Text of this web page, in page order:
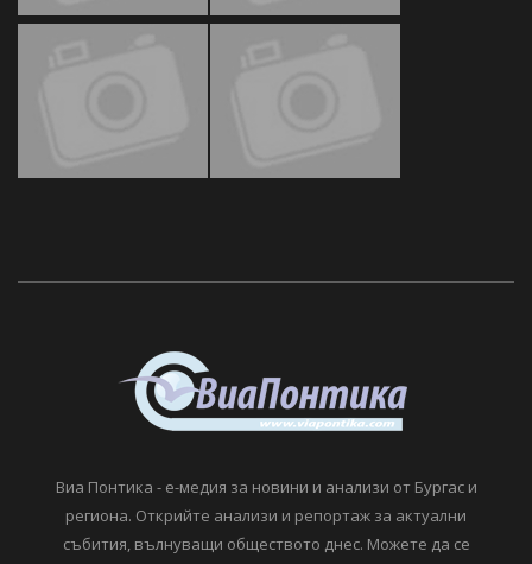
Виа Понтика - е-медия за новини и анализи от Бургас и
региона. Открийте анализи и репортаж за актуални
събития, вълнуващи обществото днес. Можете да се